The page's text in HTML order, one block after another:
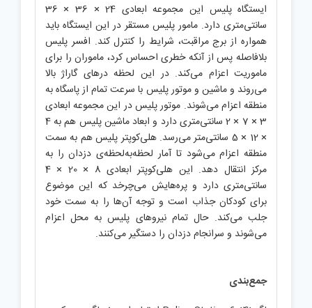
ایستگاه پلیس این مجموعه ابعادی 24 × 36 × 36
سانتی‌متری دارد. مامور پلیس مستقر در این ایستگاه باید
همواره از برج مراقبت، شرایط را کنترل کند. افسر پلیس
بلافاصله پس از آنکه خطری احساس کرد، ماموران را برای
ماموریت اعزام می‌کند. در این لحظه در‌های گاراژ بالا
می‌روند و ماشین و موتور پلیس با سرعت تمام از پاسگاه به
منطقه اعزام می‌شوند. موتور پلیس در این مجموعه ابعادی
3 × 7 × 2 سانتی‌متری دارد و ابعاد ماشین پلیس هم به 4
× 12 × 5 سانتی‌متر می‌رسد. هلی‌کوپتر پلیس هم به سمت
منطقه اعزام می‌شود تا آمار لحظه‌به‌لحظه‌ی دزدان را به
مرکز انتقال دهد. این هلی‌کوپتر ابعادی 8 × 20 × 4
سانتی‌متری دارد و پره‌هایش می‌چرخد که این موضوع
برای کودکان جذاب است و توجه آن‌ها را به سمت خود
جلب می‌کند. حال تمام نیروهای پلیس به محل اعزام
می‌شوند و سرانجام دزدان را دستگیر می‌کنند.
جمع‌بندی